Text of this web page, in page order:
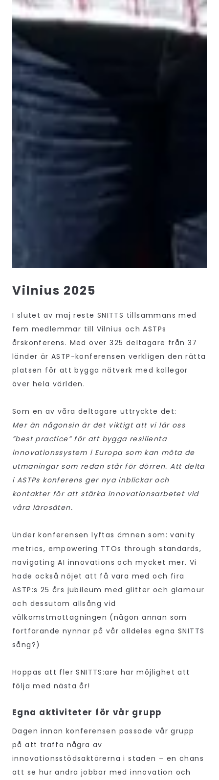
Vilnius 2025
I slutet av maj reste SNITTS tillsammans med
fem medlemmar till Vilnius och ASTPs
årskonferens. Med över 325 deltagare från 37
länder är ASTP-konferensen verkligen den rätta
platsen för att bygga nätverk med kollegor
över hela världen.
Som en av våra deltagare uttryckte det:
Mer än någonsin är det viktigt att vi lär oss
”best practice” för att bygga resilienta
innovationssystem i Europa som kan möta de
utmaningar som redan står för dörren. Att delta
i ASTPs konferens ger nya inblickar och
kontakter för att stärka innovationsarbetet vid
våra lärosäten.
Under konferensen lyftas ämnen som: vanity
metrics, empowering TTOs through standards,
navigating AI innovations och mycket mer. Vi
hade också nöjet att få vara med och fira
ASTP:s 25 års jubileum med glitter och glamour
och dessutom allsång vid
välkomstmottagningen (någon annan som
fortfarande nynnar på vår alldeles egna SNITTS
sång?)
Hoppas att fler SNITTS:are har möjlighet att
följa med nästa år!
Egna aktiviteter för vår grupp
Dagen innan konferensen passade vår grupp
på att träffa några av
innovationsstödsaktörerna i staden – en chans
att se hur andra jobbar med innovation och